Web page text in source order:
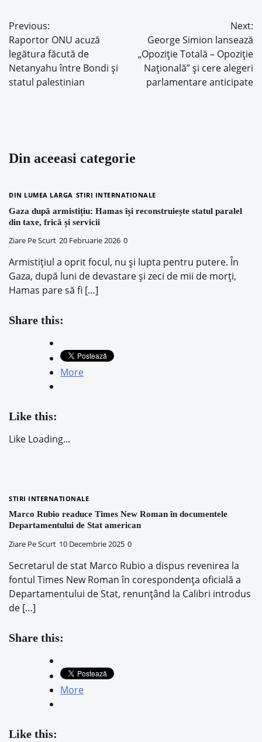
Navigare
în
articole
Previous:
Raportor ONU acuză
legătura făcută de
Netanyahu între Bondi și
statul palestinian
Next:
George Simion lansează
„Opoziție Totală – Opoziție
Națională” și cere alegeri
parlamentare anticipate
Din aceeasi categorie
DIN LUMEA LARGA STIRI INTERNATIONALE
Gaza după armistițiu: Hamas își reconstruiește statul paralel
din taxe, frică și servicii
Ziare Pe Scurt 20 Februarie 2026 0
Armistițiul a oprit focul, nu și lupta pentru putere. În
Gaza, după luni de devastare și zeci de mii de morți,
Hamas pare să fi […]
Share this:
More
Like this:
Like Loading...
STIRI INTERNATIONALE
Marco Rubio readuce Times New Roman în documentele
Departamentului de Stat american
Ziare Pe Scurt 10 Decembrie 2025 0
Secretarul de stat Marco Rubio a dispus revenirea la
fontul Times New Roman în corespondența oficială a
Departamentului de Stat, renunțând la Calibri introdus
de […]
Share this:
More
Like this: